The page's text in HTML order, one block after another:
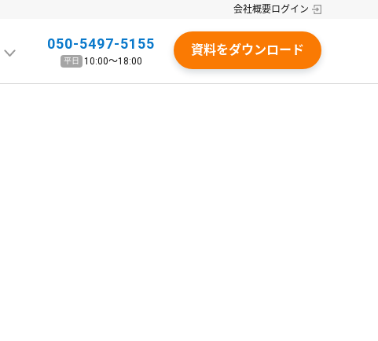
050-5497-5155
平日 10:00〜18:00
資料をダウンロード
会社概要ログイン